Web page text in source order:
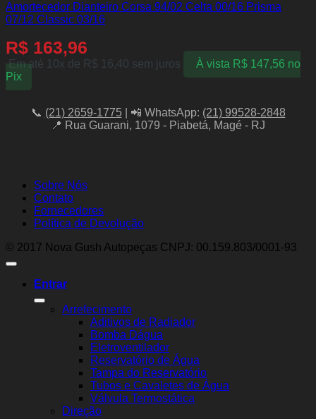
Amortecedor Dianteiro Corsa 94/02 Celta 00/16 Prisma
07/12 Classic 03/16
R$ 163,96
Em até 10x de R$ 16,40 sem juros À vista R$147,56 no
Pix
📞 (21) 2659-1775| 📲 WhatsApp: (21) 99528-2848
📍 Rua Guarani, 1079 - Piabetá, Magé - RJ
Sobre Nós
Contato
Fornecedores
Política de Devolução
© 2017 Nova Gush Autopeças CNPJ: 00.159.803/0001-93
Entrar
Arrefecimento
Aditivos de Radiador
Bomba Dágua
Eletroventilador
Reservatório de Água
Tampa do Reservatório
Tubos e Cavaletes de Água
Válvula Termostática
Direção